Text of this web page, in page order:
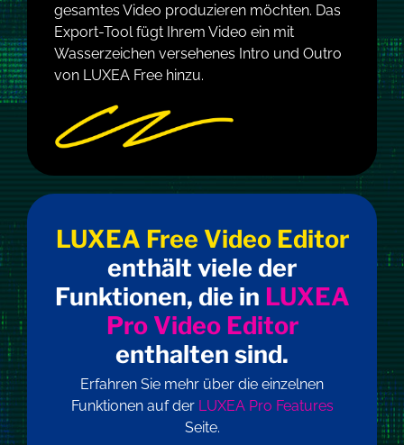
gesamtes Video produzieren möchten. Das
Export-Tool fügt Ihrem Video ein mit
Wasserzeichen versehenes Intro und Outro
von LUXEA Free hinzu.
LUXEA Free Video Editor
enthält viele der
Funktionen, die in LUXEA
Pro Video Editor
enthalten sind.
Erfahren Sie mehr über die einzelnen
Funktionen auf der LUXEA Pro Features
Seite.